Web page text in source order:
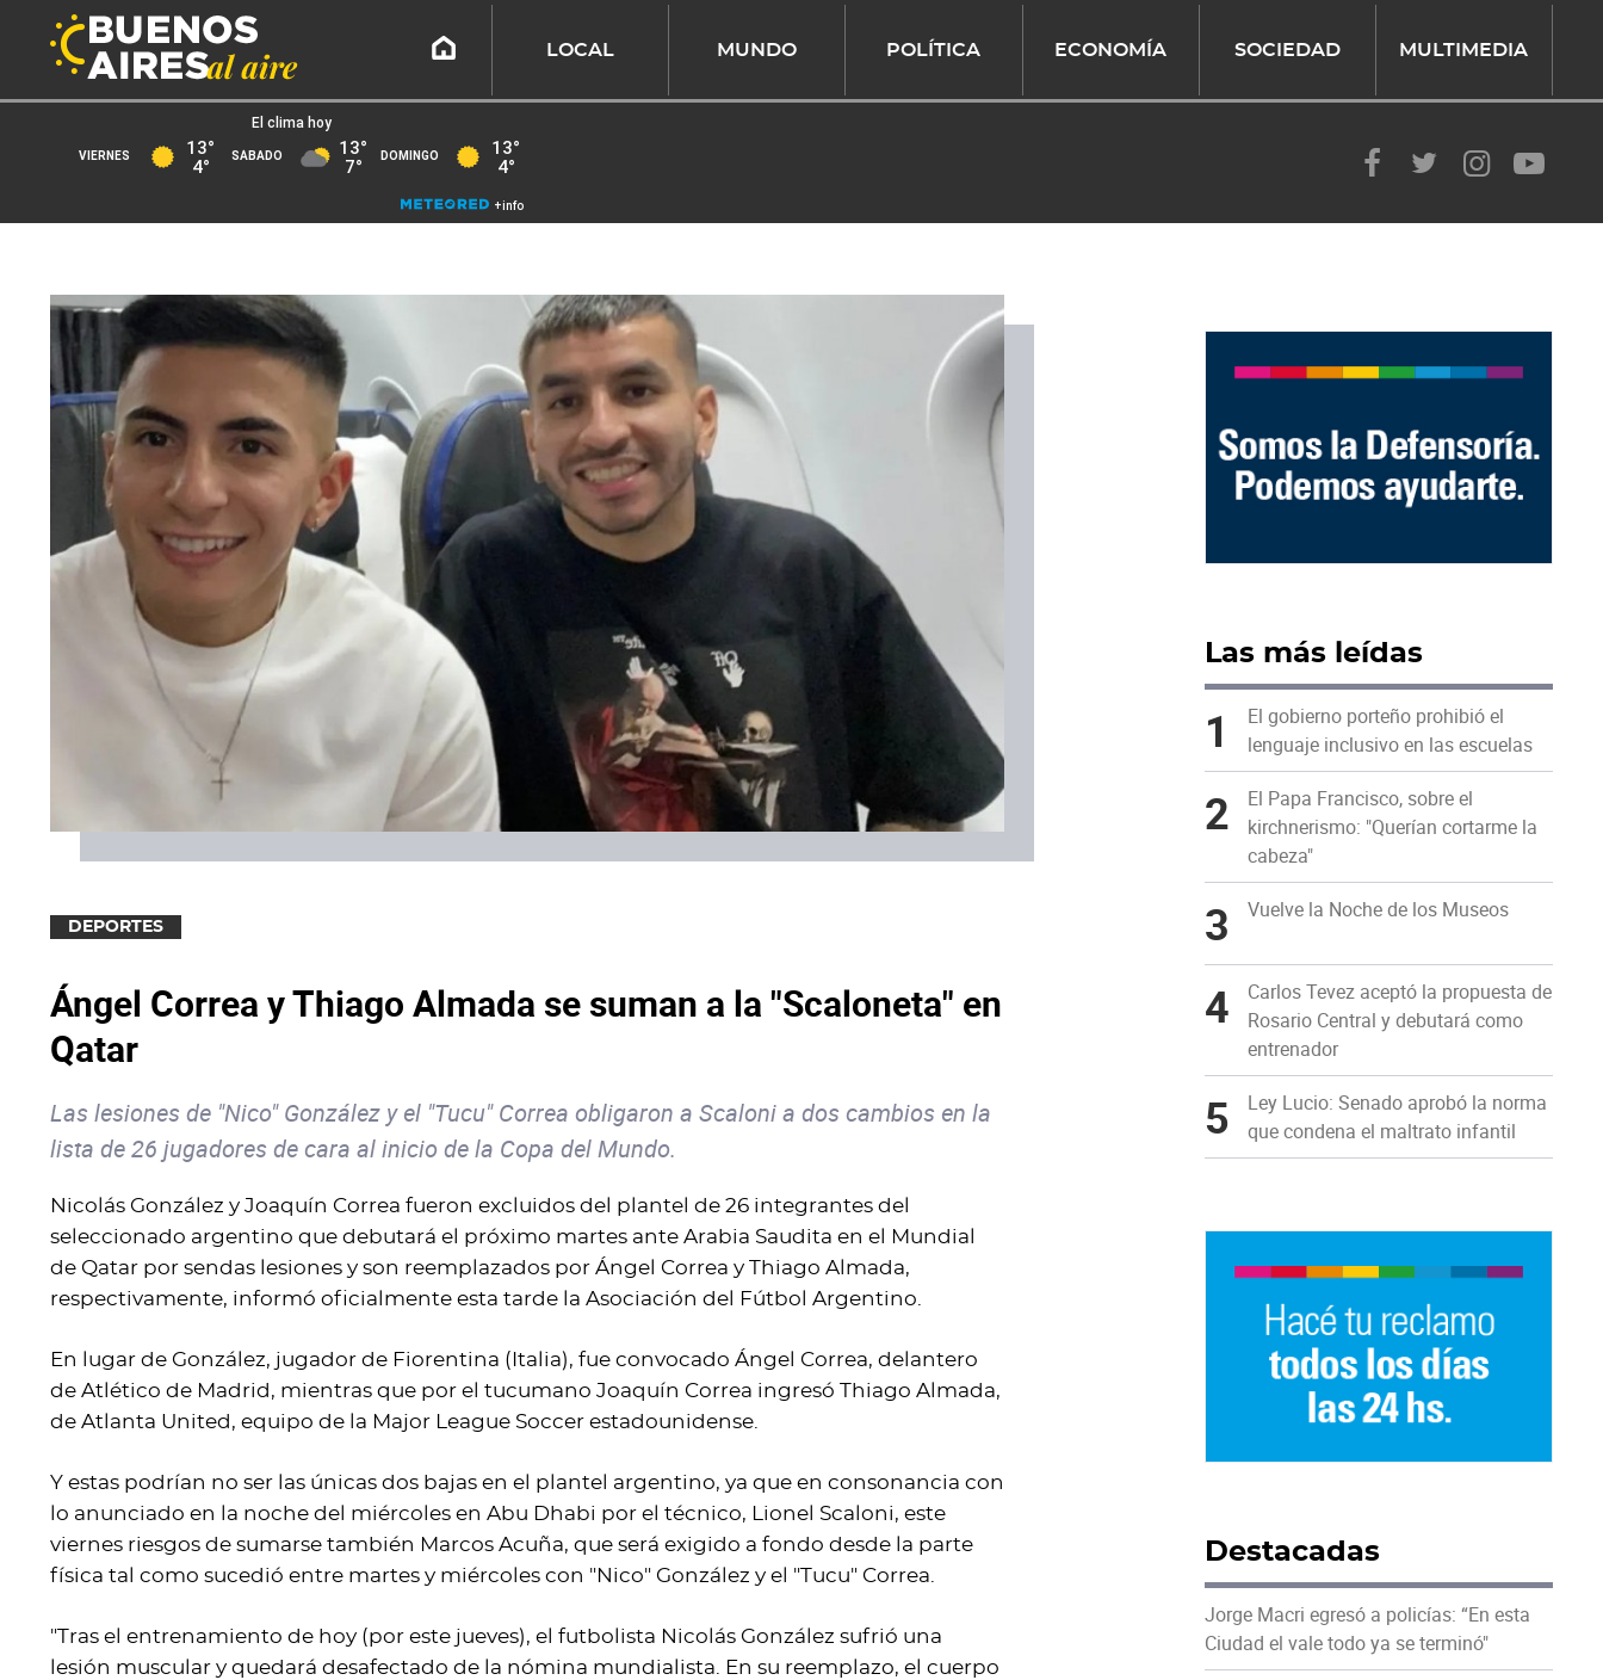
LOCAL MUNDO POLÍTICA ECONOMÍA SOCIEDAD MULTIMEDIA
DEPORTES
Ángel Correa y Thiago Almada se suman a la "Scaloneta" en
Qatar
Las lesiones de "Nico" González y el "Tucu" Correa obligaron a Scaloni a dos cambios en la
lista de 26 jugadores de cara al inicio de la Copa del Mundo.
Nicolás González y Joaquín Correa fueron excluidos del plantel de 26 integrantes del
seleccionado argentino que debutará el próximo martes ante Arabia Saudita en el Mundial
de Qatar por sendas lesiones y son reemplazados por Ángel Correa y Thiago Almada,
respectivamente, informó oficialmente esta tarde la Asociación del Fútbol Argentino.
En lugar de González, jugador de Fiorentina (Italia), fue convocado Ángel Correa, delantero
de Atlético de Madrid, mientras que por el tucumano Joaquín Correa ingresó Thiago Almada,
de Atlanta United, equipo de la Major League Soccer estadounidense.
Y estas podrían no ser las únicas dos bajas en el plantel argentino, ya que en consonancia con
lo anunciado en la noche del miércoles en Abu Dhabi por el técnico, Lionel Scaloni, este
viernes riesgos de sumarse también Marcos Acuña, que será exigido a fondo desde la parte
física tal como sucedió entre martes y miércoles con "Nico" González y el "Tucu" Correa.
"Tras el entrenamiento de hoy (por este jueves), el futbolista Nicolás González sufrió una
lesión muscular y quedará desafectado de la nómina mundialista. En su reemplazo, el cuerpo
Las más leídas
1
El gobierno porteño prohibió el
lenguaje inclusivo en las escuelas
2
El Papa Francisco, sobre el
kirchnerismo: "Querían cortarme la
cabeza"
3 Vuelve la Noche de los Museos
4
Carlos Tevez aceptó la propuesta de
Rosario Central y debutará como
entrenador
5
Ley Lucio: Senado aprobó la norma
que condena el maltrato infantil
Destacadas
Jorge Macri egresó a policías: “En esta
Ciudad el vale todo ya se terminó"